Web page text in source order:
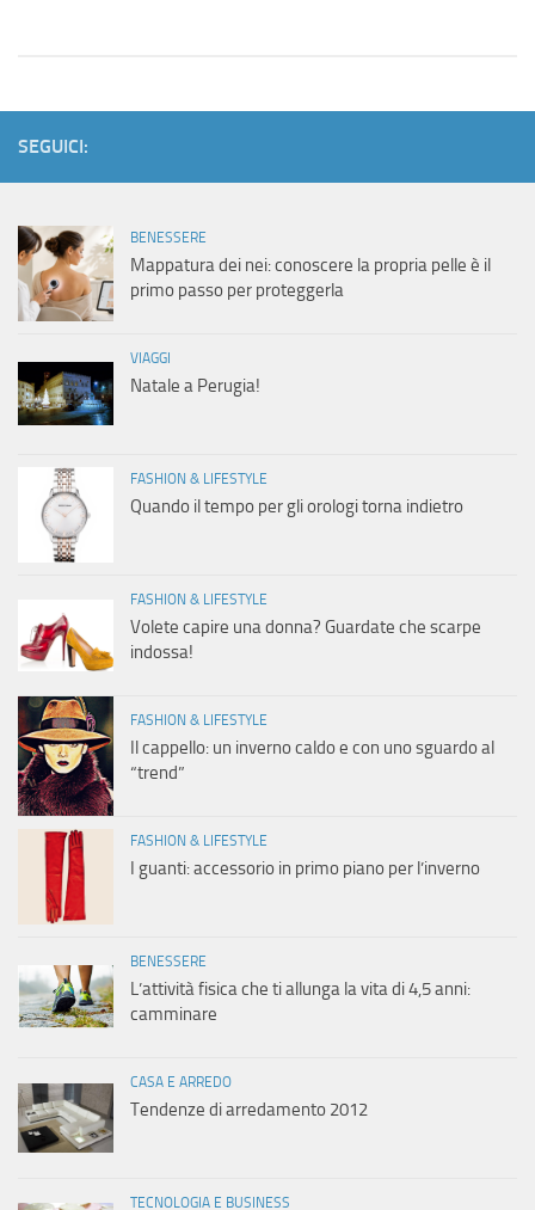
SEGUICI:
BENESSERE
Mappatura dei nei: conoscere la propria pelle è il
primo passo per proteggerla
VIAGGI
Natale a Perugia!
FASHION & LIFESTYLE
Quando il tempo per gli orologi torna indietro
FASHION & LIFESTYLE
Volete capire una donna? Guardate che scarpe
indossa!
FASHION & LIFESTYLE
Il cappello: un inverno caldo e con uno sguardo al
“trend”
FASHION & LIFESTYLE
I guanti: accessorio in primo piano per l’inverno
BENESSERE
L’attività fisica che ti allunga la vita di 4,5 anni:
camminare
CASA E ARREDO
Tendenze di arredamento 2012
TECNOLOGIA E BUSINESS